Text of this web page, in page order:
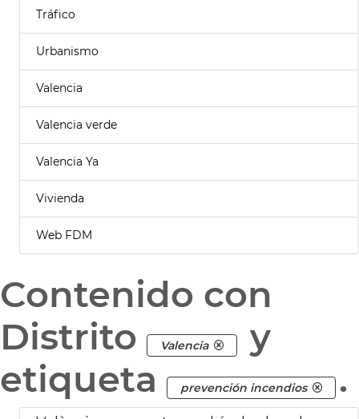
Tráfico
Urbanismo
Valencia
Valencia verde
Valencia Ya
Vivienda
Web FDM
Contenido con
Distrito
Valencia
y
etiqueta
prevención incendios .